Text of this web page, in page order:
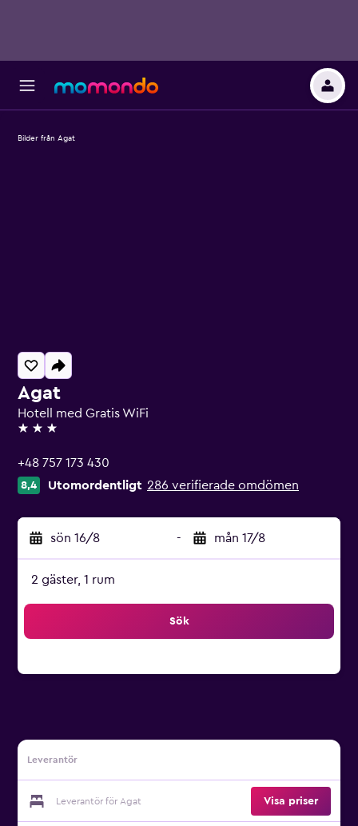
Agat
Hotell med Gratis WiFi
3 stjärnor
+48 757 173 430
8,4 Utomordentligt 286 verifierade omdömen
sön 16/8 - mån 17/8
2 gäster, 1 rum
Sök
Leverantör
Leverantör för Agat Visa priser
Bilder från Agat